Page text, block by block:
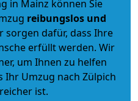
in Mainz können Sie
reibungslos und
dafür, dass Ihre
erfüllt werden. Wir
um Ihnen zu helfen
Ihr Umzug nach Zülpich
ist.